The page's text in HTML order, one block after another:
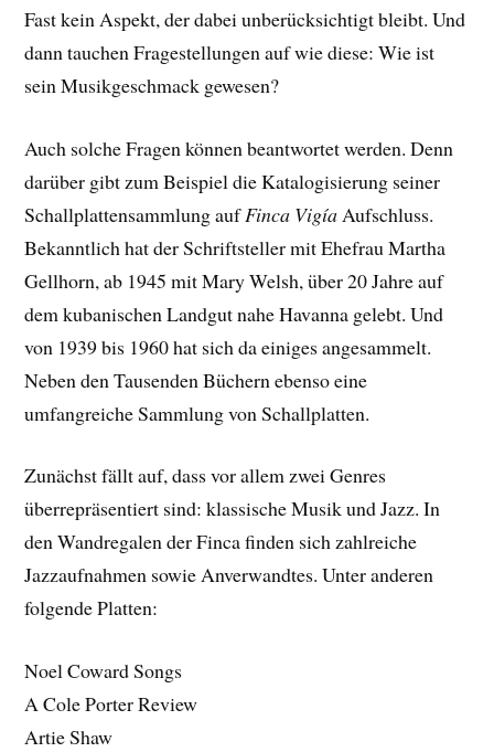
Fast kein Aspekt, der dabei unberücksichtigt bleibt. Und
dann tauchen Fragestellungen auf wie diese: Wie ist
sein Musikgeschmack gewesen?
Auch solche Fragen können beantwortet werden. Denn
darüber gibt zum Beispiel die Katalogisierung seiner
Schallplattensammlung aufFinca Vigía Aufschluss.
Bekanntlich hat der Schriftsteller mit Ehefrau Martha
Gellhorn, ab 1945 mit Mary Welsh, über 20 Jahre auf
dem kubanischen Landgut nahe Havanna gelebt. Und
von 1939 bis 1960 hat sich da einiges angesammelt.
Neben den Tausenden Büchern ebenso eine
umfangreiche Sammlung von Schallplatten.
Zunächst fällt auf, dass vor allem zwei Genres
überrepräsentiert sind: klassische Musik und Jazz. In
den Wandregalen der Finca finden sich zahlreiche
Jazzaufnahmen sowie Anverwandtes. Unter anderen
folgende Platten:
Noel Coward Songs
A Cole Porter Review
Artie Shaw